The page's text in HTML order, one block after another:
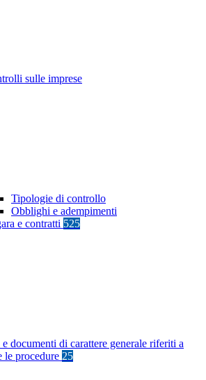
sulle imprese
Tipologie di controllo
Obblighi e adempimenti
e contratti 525
documenti di carattere generale riferiti a
le procedure 25